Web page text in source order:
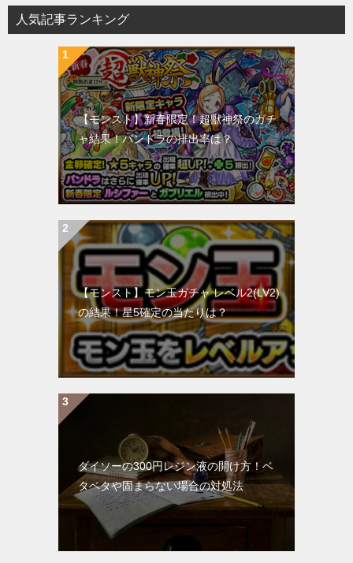
人気記事ランキング
【モンスト】新春限定！超獣神祭のガチ
ャ結果！パンドラの排出率は？
【モンスト】モン玉ガチャ レベル2(LV2)
の結果！星5確定の当たりは？
ダイソーの300円レジン液の開け方！ベ
タベタや固まらない場合の対処法